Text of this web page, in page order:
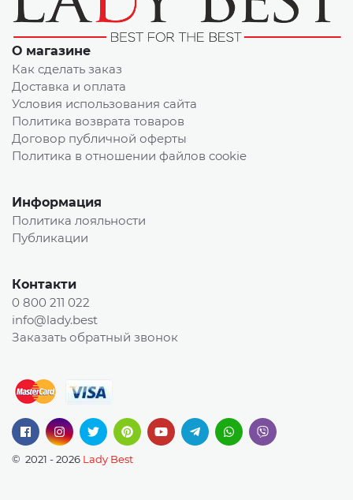
О магазине
Как сделать заказ
Доставка и оплата
Условия использования сайта
Политика возврата товаров
Договор публичной оферты
Политика в отношении файлов cookie
Информация
Политика лояльности
Публикации
Контакти
0 800 211 022
info@lady.best
Заказать обратный звонок
© 2021 - 2026 Lady Best